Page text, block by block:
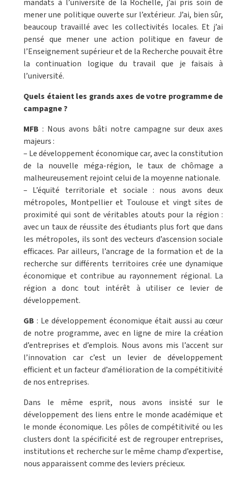
mandats à l’université de la Rochelle, j’ai pris soin de
mener une politique ouverte sur l’extérieur. J’ai, bien sûr,
beaucoup travaillé avec les collectivités locales. Et j’ai
pensé que mener une action politique en faveur de
l’Enseignement supérieur et de la Recherche pouvait être
la continuation logique du travail que je faisais à
l’université.
Quels étaient les grands axes de votre programme de
campagne ?
MFB : Nous avons bâti notre campagne sur deux axes
majeurs :
– Le développement économique car, avec la constitution
de la nouvelle méga-région, le taux de chômage a
malheureusement rejoint celui de la moyenne nationale.
– L’équité territoriale et sociale : nous avons deux
métropoles, Montpellier et Toulouse et vingt sites de
proximité qui sont de véritables atouts pour la région :
avec un taux de réussite des étudiants plus fort que dans
les métropoles, ils sont des vecteurs d’ascension sociale
efficaces. Par ailleurs, l’ancrage de la formation et de la
recherche sur différents territoires crée une dynamique
économique et contribue au rayonnement régional. La
région a donc tout intérêt à utiliser ce levier de
développement.
GB : Le développement économique était aussi au cœur
de notre programme, avec en ligne de mire la création
d’entreprises et d’emplois. Nous avons mis l’accent sur
l’innovation car c’est un levier de développement
efficient et un facteur d’amélioration de la compétitivité
de nos entreprises.
Dans le même esprit, nous avons insisté sur le
développement des liens entre le monde académique et
le monde économique. Les pôles de compétitivité ou les
clusters dont la spécificité est de regrouper entreprises,
institutions et recherche sur le même champ d’expertise,
nous apparaissent comme des leviers précieux.